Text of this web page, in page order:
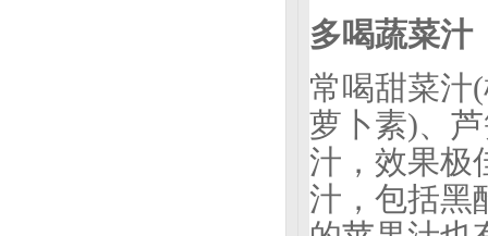
多喝蔬菜汁
常喝甜菜汁
萝卜素)、
汁，效果极
汁，包括黑